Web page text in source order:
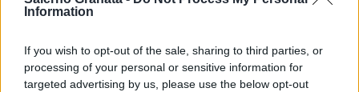
Information
If you wish to opt-out of the sale, sharing to third parties, or
processing of your personal or sensitive information for
targeted advertising by us, please use the below opt-out